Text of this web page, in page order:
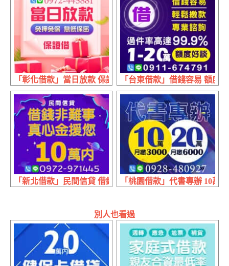
「彰化借款」當日放款 保證借 | 免押免保 息低保密
「台東借款」借錢容易 額度
「新北借款」民間信貸 借錢非難事 | 10萬內 真心金援你
「桃園借款」代書專辦 10萬
別人也看過